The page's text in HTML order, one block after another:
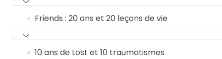
Friends : 20 ans et 20 leçons de vie
10 ans de Lost et 10 traumatismes